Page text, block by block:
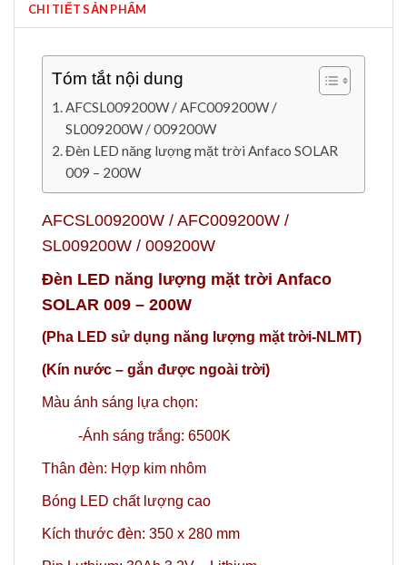
CHI TIẾT SẢN PHẨM
Tóm tắt nội dung
AFCSL009200W / AFC009200W /
SL009200W / 009200W
Đèn LED năng lượng mặt trời Anfaco SOLAR
009 – 200W
AFCSL009200W / AFC009200W /
SL009200W / 009200W
Đèn LED năng lượng mặt trời Anfaco
SOLAR 009 – 200W
(Pha LED sử dụng năng lượng mặt trời-NLMT)
(Kín nước – gắn được ngoài trời)
Màu ánh sáng lựa chọn:
-Ánh sáng trắng: 6500K
Thân đèn: Hợp kim nhôm
Bóng LED chất lượng cao
Kích thước đèn: 350 x 280 mm